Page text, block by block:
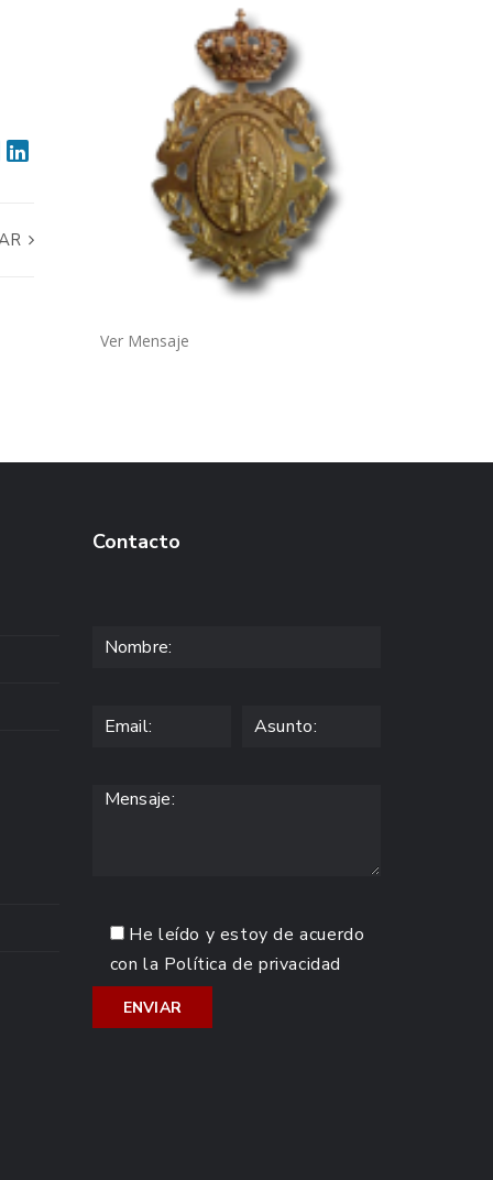
Ver Mensaje
Contacto
He leído y estoy de acuerdo
con la Política de privacidad